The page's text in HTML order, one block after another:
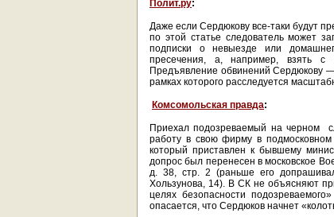
Полит.ру:
Даже если Сердюкову все-таки будут
по этой статье следователь может
подписки о невыезде или
пресечения, а, например, взять с
Предъявление обвинений Сердюкову
рамках которого расследуется
Комсомольская правда:
Приехал подозреваемый на черном
работу в свою фирму в
который приставлен к бывшему
допрос был перенесен в московское
д. 38, стр. 2 (раньше его
Хользунова, 14). В СК не объясняют
целях безопасности
опасается, что Сердюков начнет